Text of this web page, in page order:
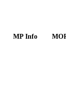
MP Info